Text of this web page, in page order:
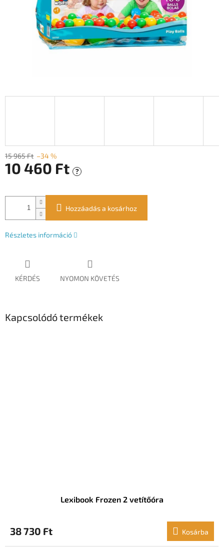
15 965 Ft –34 %
10 460 Ft ?
Hozzáadás a kosárhoz
Részletes információ
KÉRDÉS NYOMON KÖVETÉS
Kapcsolódó termékek
Lexibook Frozen 2 vetítőóra
38 730 Ft Kosárba